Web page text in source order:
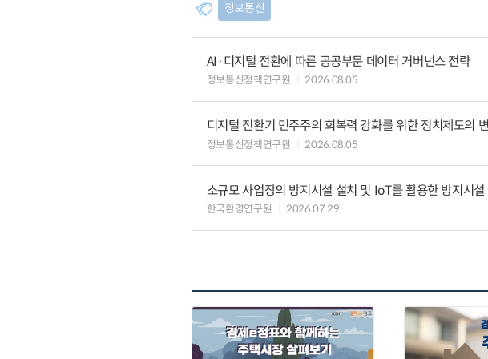
정보통신
AI·디지털 전환에 따른 공공부문 데이터 거버넌스 전략
정보통신정책연구원 2026.08.05
디지털 전환기 민주주의 회복력 강화를 위한 정치제도의
정보통신정책연구원 2026.08.05
소규모 사업장의 방지시설 설치 및 IoT를 활용한 방지시
한국환경연구원 2026.07.29